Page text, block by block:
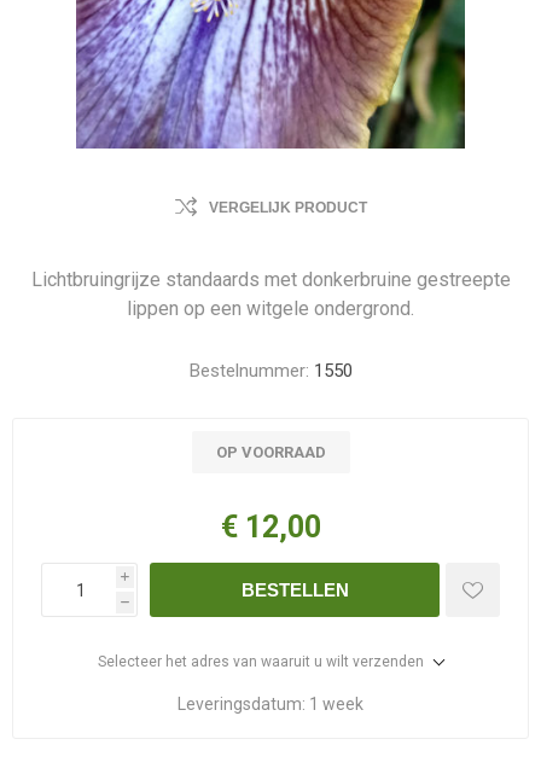
VERGELIJK PRODUCT
Lichtbruingrijze standaards met donkerbruine gestreepte
lippen op een witgele ondergrond.
Bestelnummer: 1550
OP VOORRAAD
€ 12,00
i
h
BESTELLEN
Selecteer het adres van waaruit u wilt verzenden
Leveringsdatum: 1 week